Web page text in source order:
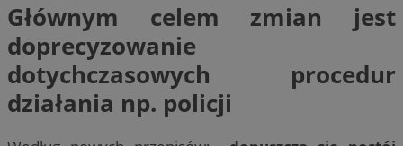
Głównym celem zmian jest
doprecyzowanie
dotychczasowych procedur
działania np. policji